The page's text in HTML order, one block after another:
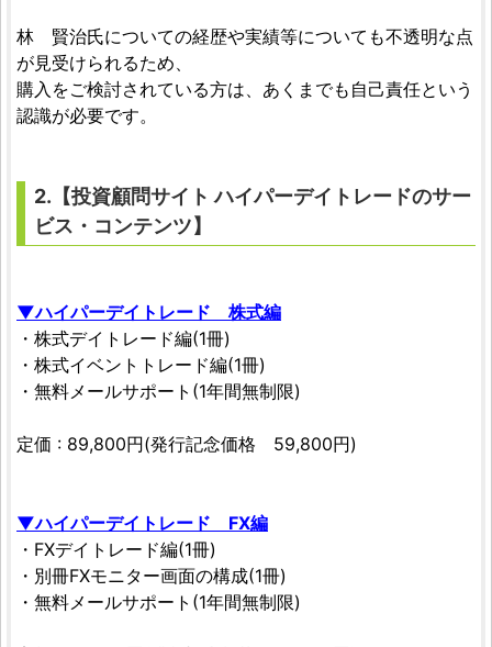
林 賢治氏についての経歴や実績等についても不透明な点
が見受けられるため、
購入をご検討されている方は、あくまでも自己責任という
認識が必要です。
2.【投資顧問サイト ハイパーデイトレードのサー
ビス・コンテンツ】
▼ハイパーデイトレード 株式編
・株式デイトレード編(1冊)
・株式イベントトレード編(1冊)
・無料メールサポート(1年間無制限)
定価 : 89,800円(発行記念価格 59,800円)
▼ハイパーデイトレード FX編
・FXデイトレード編(1冊)
・別冊FXモニター画面の構成(1冊)
・無料メールサポート(1年間無制限)